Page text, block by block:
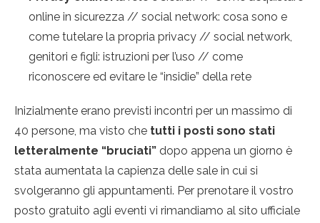
online in sicurezza // social network: cosa sono e
come tutelare la propria privacy // social network,
genitori e figli: istruzioni per l’uso // come
riconoscere ed evitare le “insidie” della rete
Inizialmente erano previsti incontri per un massimo di
40 persone, ma visto che tutti i posti sono stati
letteralmente “bruciati” dopo appena un giorno è
stata aumentata la capienza delle sale in cui si
svolgeranno gli appuntamenti. Per prenotare il vostro
posto gratuito agli eventi vi rimandiamo al sito ufficiale